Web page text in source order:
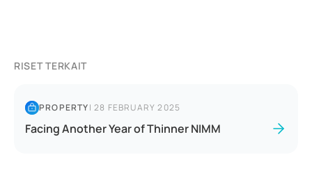
RISET TERKAIT
PROPERTY|28 FEBRUARY 2025
Facing Another Year of Thinner NIMM